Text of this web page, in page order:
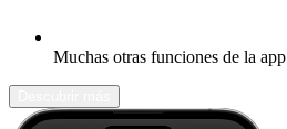
Muchas otras funciones de la app